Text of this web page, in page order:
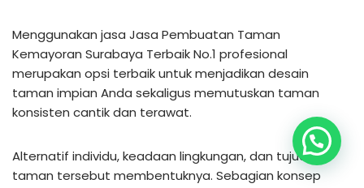
Menggunakan jasa Jasa Pembuatan Taman
Kemayoran Surabaya Terbaik No.1 profesional
merupakan opsi terbaik untuk menjadikan desain
taman impian Anda sekaligus memutuskan taman
konsisten cantik dan terawat.
Alternatif individu, keadaan lingkungan, dan tujuan
taman tersebut membentuknya. Sebagian konsep